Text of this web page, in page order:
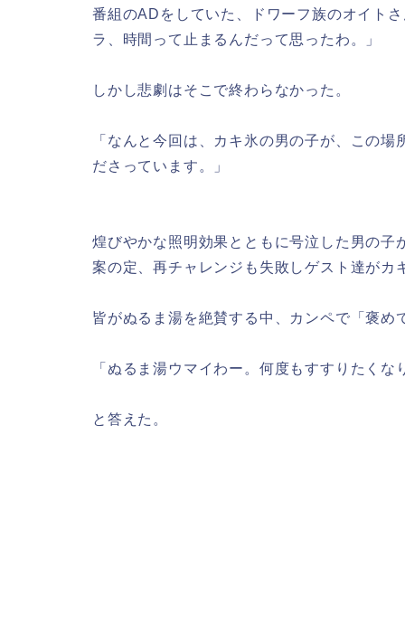
番組のADをしていた、ドワーフ族のオイト
ラ、時間って止まるんだって思ったわ。」
しかし悲劇はそこで終わらなかった。
「なんと今回は、カキ氷の男の子が、この
ださっています。」
煌びやかな照明効果とともに号泣した男の子
案の定、再チャレンジも失敗しゲスト達がカ
皆がぬるま湯を絶賛する中、カンペで「褒め
「ぬるま湯ウマイわー。何度もすすりたくな
と答えた。